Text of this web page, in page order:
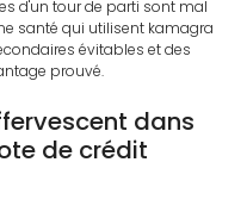
d'un tour de parti sont mal
santé qui utilisent kamagra
évitables et des
prouvé.
dans
de crédit